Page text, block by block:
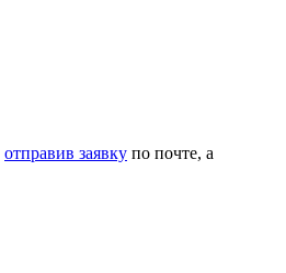
отправив заявку по почте, а